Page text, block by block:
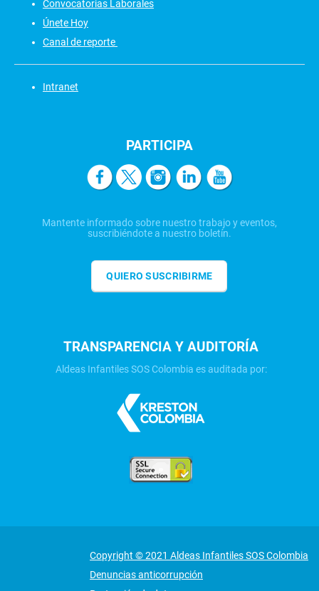
Convocatorias Laborales
Únete Hoy
Canal de reporte
Intranet
PARTICIPA
Mantente informado sobre nuestro trabajo y eventos,
suscribiéndote a nuestro boletín.
QUIERO SUSCRIBIRME
TRANSPARENCIA Y AUDITORÍA
Aldeas Infantiles SOS Colombia es auditada por:
Copyright © 2021 Aldeas Infantiles SOS Colombia
Denuncias anticorrupción